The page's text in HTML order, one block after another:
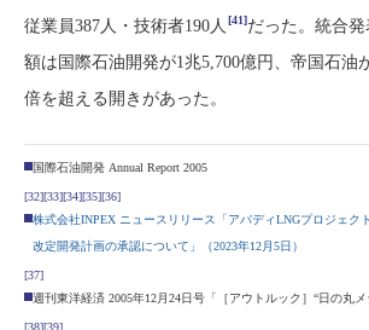
従業員387人・技術者190人 [41]だった。統合
額は国際石油開発が1兆5,700億円、帝国石油
倍を超える開きがあった。
国際石油開発 Annual Report 2005
[32][33][34][35][36]
株式会社INPEX ニュースリリース「アバディLNGプロジェク
改定開発計画の承認について」（2023年12月5日）
[37]
週刊東洋経済 2005年12月24日号「［アウトルック］“日の丸メ
[38][39]